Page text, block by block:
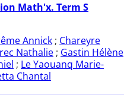
Math'x. Term S
Annick ; Chareyre
Nathalie ; Gastin Hélène
; Le Yaouanq Marie-
Chantal